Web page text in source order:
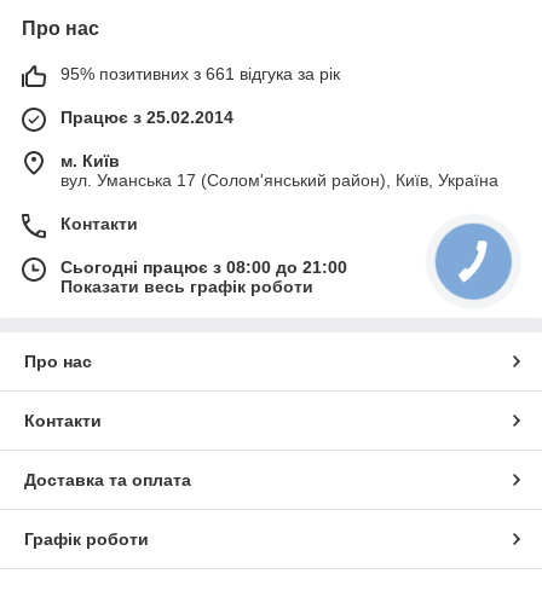
Про нас
95% позитивних з 661 відгука за рік
Працює з 25.02.2014
м. Київ
вул. Уманська 17 (Солом'янський район), Київ, Україна
Контакти
Сьогодні працює з 08:00 до 21:00
Показати весь графік роботи
Про нас
Контакти
Доставка та оплата
Графік роботи